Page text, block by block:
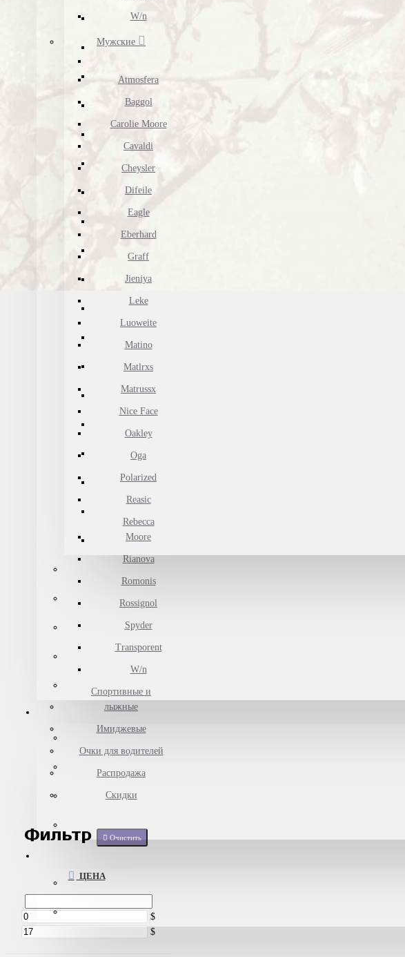
W/n
Мужские
Atmosfera
Baggol
Carolie Moore
Cavaldi
Cheysler
Difeile
Eagle
Eberhard
Graff
Jieniya
Leke
Luoweite
Matino
Matlrxs
Matrussx
Nice Face
Oakley
Oga
Polarized
Reasic
Rebecca
Moore
Rianova
Romonis
Rossignol
Spyder
Transporent
W/n
Спортивные и
лыжные
Имиджевые
Очки для водителей
Распродажа
Скидки
Фильтр Очистить
ЦЕНА
$
$